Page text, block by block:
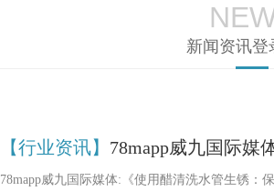
新闻资讯登
【行业资讯】 78mapp威九国际媒
78mapp威九国际媒体:《使用醋清洗水管生锈：